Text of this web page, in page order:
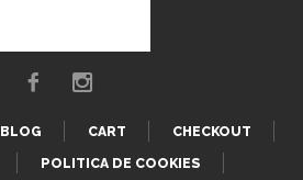
BLOG CART
CHECKOUT
POLITICA DE COOKIES